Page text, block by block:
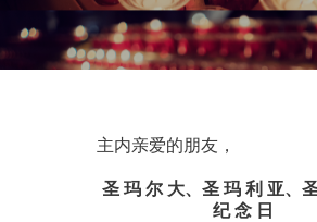
主内亲爱的朋友，
圣 玛 尔 大、圣 玛 利 亚、
纪 念 日